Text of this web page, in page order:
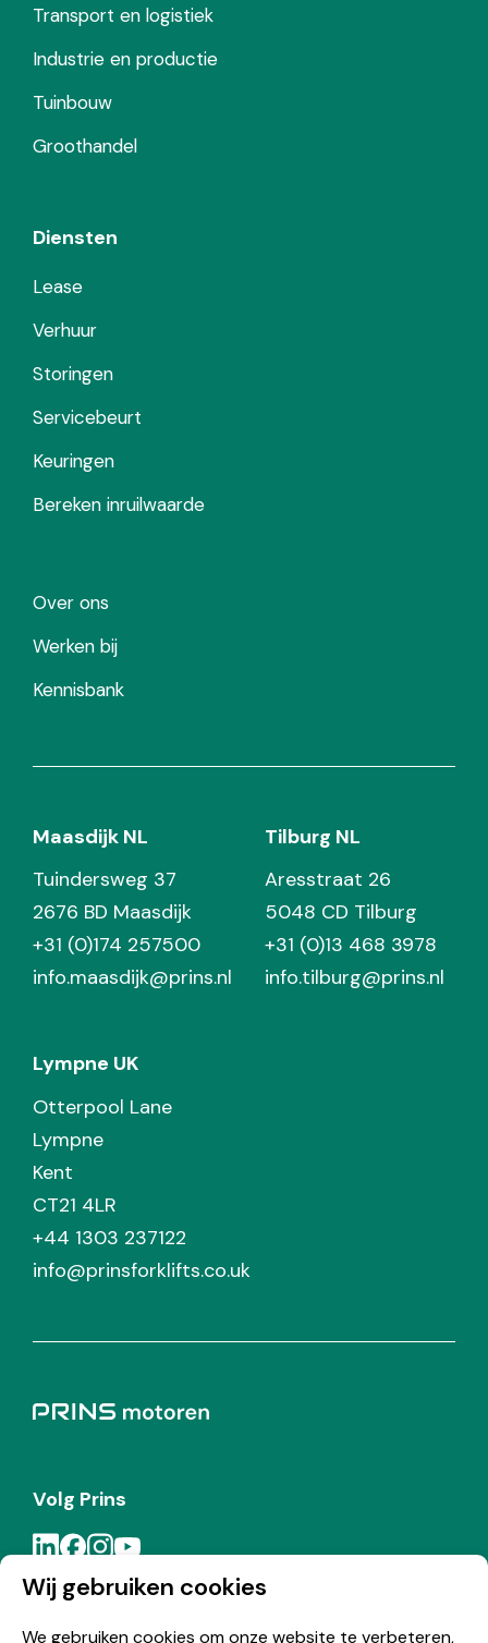
Wij gebruiken cookies
We gebruiken cookies om onze website te verbeteren,
Transport en logistiek
Industrie en productie
Tuinbouw
Groothandel
Diensten
Lease
Verhuur
Storingen
Servicebeurt
Keuringen
Bereken inruilwaarde
Over ons
Werken bij
Kennisbank
Maasdijk NL
Tuindersweg 37
2676 BD Maasdijk
+31 (0)174 257500
info.maasdijk@prins.nl
Tilburg NL
Aresstraat 26
5048 CD Tilburg
+31 (0)13 468 3978
info.tilburg@prins.nl
Lympne UK
Otterpool Lane
Lympne
Kent
CT21 4LR
+44 1303 237122
info@prinsforklifts.co.uk
Volg Prins
Meld je aan voor de Prins nieuwsbrief